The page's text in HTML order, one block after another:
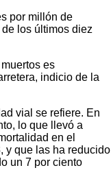
por millón de
los últimos diez
es
indicio de la
vial se refiere. En
lo que llevó a
en el
y que las ha reducido
un 7 por ciento